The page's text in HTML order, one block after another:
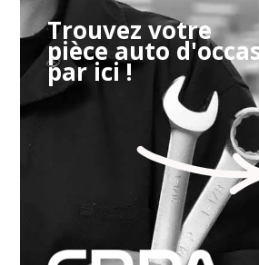
Trouvez votre
pièce auto
par ici !